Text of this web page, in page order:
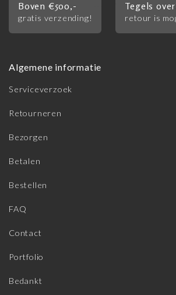
Boven €500,-
gratis verzending!
Tegels
retour is
Algemene informatie
Serviceverzoek
Retourneren
Bezorgen
Betalen
Bestellen
FAQ
Contact
Portfolio
Bedankt